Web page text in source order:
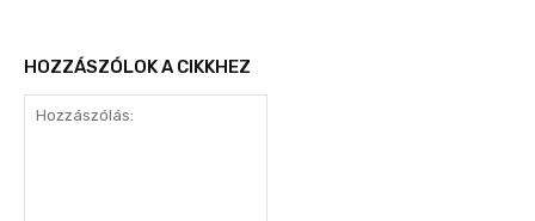
HOZZÁSZÓLOK A CIKKHEZ